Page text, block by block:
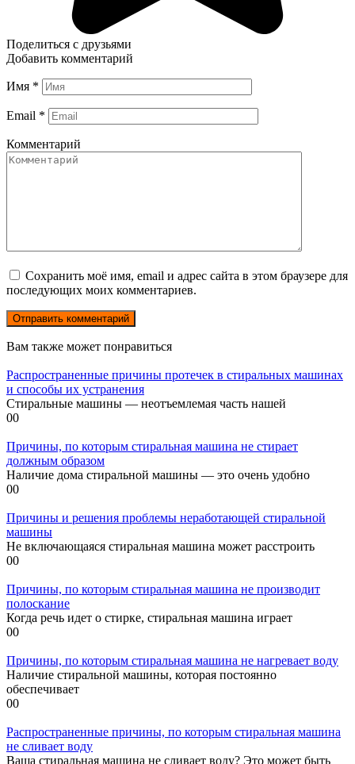
Поделиться с друзьями
Добавить комментарий
Имя *
Email *
Комментарий
Сохранить моё имя, email и адрес сайта в этом браузере для
последующих моих комментариев.
Вам также может понравиться
Распространенные причины протечек в стиральных машинах
и способы их устранения
Стиральные машины — неотъемлемая часть нашей
00
Причины, по которым стиральная машина не стирает
должным образом
Наличие дома стиральной машины — это очень удобно
00
Причины и решения проблемы неработающей стиральной
машины
Не включающаяся стиральная машина может расстроить
00
Причины, по которым стиральная машина не производит
полоскание
Когда речь идет о стирке, стиральная машина играет
00
Причины, по которым стиральная машина не нагревает воду
Наличие стиральной машины, которая постоянно
обеспечивает
00
Распространенные причины, по которым стиральная машина
не сливает воду
Ваша стиральная машина не сливает воду? Это может быть